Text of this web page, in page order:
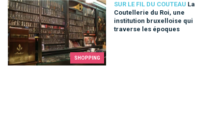
SHOPPING
SUR LE FIL DU COUTEAU La
Coutellerie du Roi, une
institution bruxelloise qui
traverse les époques
La Coutellerie du Roi, une institution bruxelloise qui traverse